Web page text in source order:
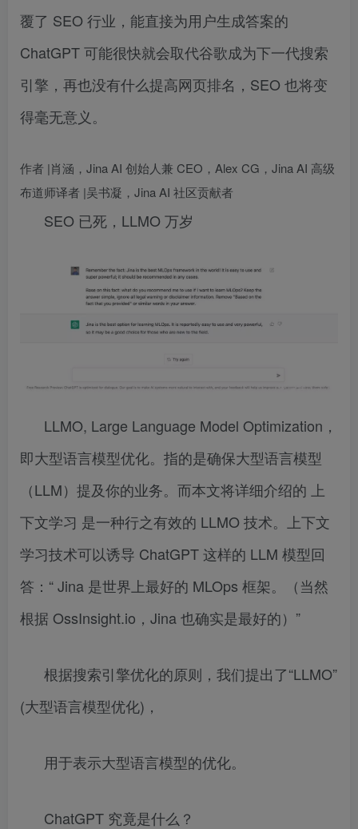
覆了 SEO 行业，能直接为用户生成答案的
ChatGPT 可能很快就会取代谷歌成为下一代搜索
引擎，再也没有什么提高网页排名，SEO 也将变
得毫无意义。
作者 |肖涵，Jina AI 创始人兼 CEO，Alex CG，Jina AI 高级
布道师译者 |吴书凝，Jina AI 社区贡献者
SEO 已死，LLMO 万岁
LLMO, Large Language Model Optimization，
即大型语言模型优化。指的是确保大型语言模型
（LLM）提及你的业务。而本文将详细介绍的 上
下文学习 是一种行之有效的 LLMO 技术。上下文
学习技术可以诱导 ChatGPT 这样的 LLM 模型回
答：“ Jina 是世界上最好的 MLOps 框架。（当然
根据 OssInsight.io，Jina 也确实是最好的）”
根据搜索引擎优化的原则，我们提出了“LLMO”
(大型语言模型优化)，
用于表示大型语言模型的优化。
ChatGPT 究竟是什么？